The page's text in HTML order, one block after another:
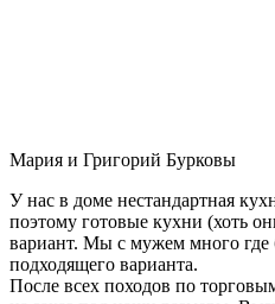
Мария и Григорий Бурковы
У нас в доме нестандартная
поэтому готовые кухни (хоть
вариант. Мы с мужем много
подходящего варианта.
После всех походов по